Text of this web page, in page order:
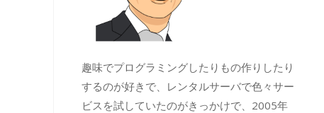
趣味でプログラミングしたりもの作りしたり
するのが好きで、レンタルサーバで色々サー
ビスを試していたのがきっかけで、2005年